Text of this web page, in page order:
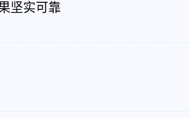
坚实可靠